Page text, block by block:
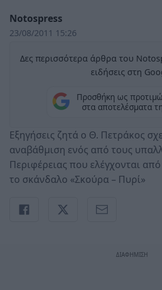
Notospress
23/08/2011 15:26
Δες περισσότερα άρθρα του
ειδήσεις στη
Προσθήκη ως
στα αποτελέσματα
Εξηγήσεις ζητά ο Θ. Πετράκος
αναβάθμιση ενός από τους
Περιφέρειας που ελέγχονται
το σκάνδαλο «Σκούρα – Πυρί»